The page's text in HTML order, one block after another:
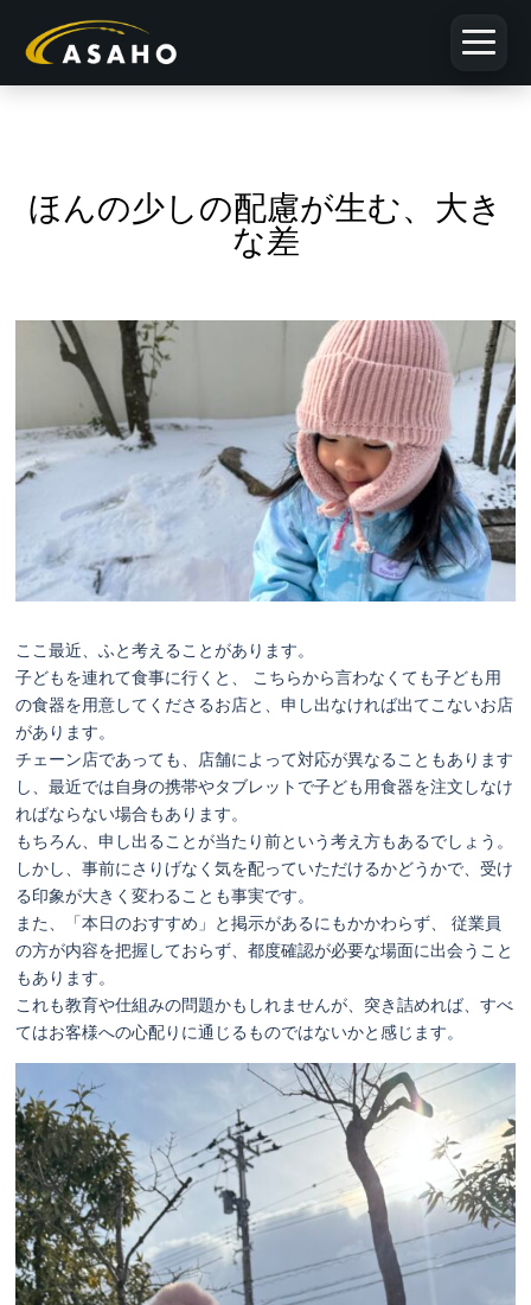
につ
様の
お声
ブル
リテ
ィ
車の
ケア
Tips
クル
マ購
入
Q&A
車の
サブ
スク
お問
い合
わせ
ほんの少しの配慮が生む、大き
な差
ここ最近、ふと考えることがあります。
子どもを連れて食事に行くと、 こちらから言わなくても子ども用
の食器を用意してくださるお店と、申し出なければ出てこないお店
があります。
チェーン店であっても、店舗によって対応が異なることもあります
し、最近では自身の携帯やタブレットで子ども用食器を注文しなけ
ればならない場合もあります。
もちろん、申し出ることが当たり前という考え方もあるでしょう。
しかし、事前にさりげなく気を配っていただけるかどうかで、受け
る印象が大きく変わることも事実です。
また、「本日のおすすめ」と掲示があるにもかかわらず、 従業員
の方が内容を把握しておらず、都度確認が必要な場面に出会うこと
もあります。
これも教育や仕組みの問題かもしれませんが、突き詰めれば、すべ
てはお客様への心配りに通じるものではないかと感じます。